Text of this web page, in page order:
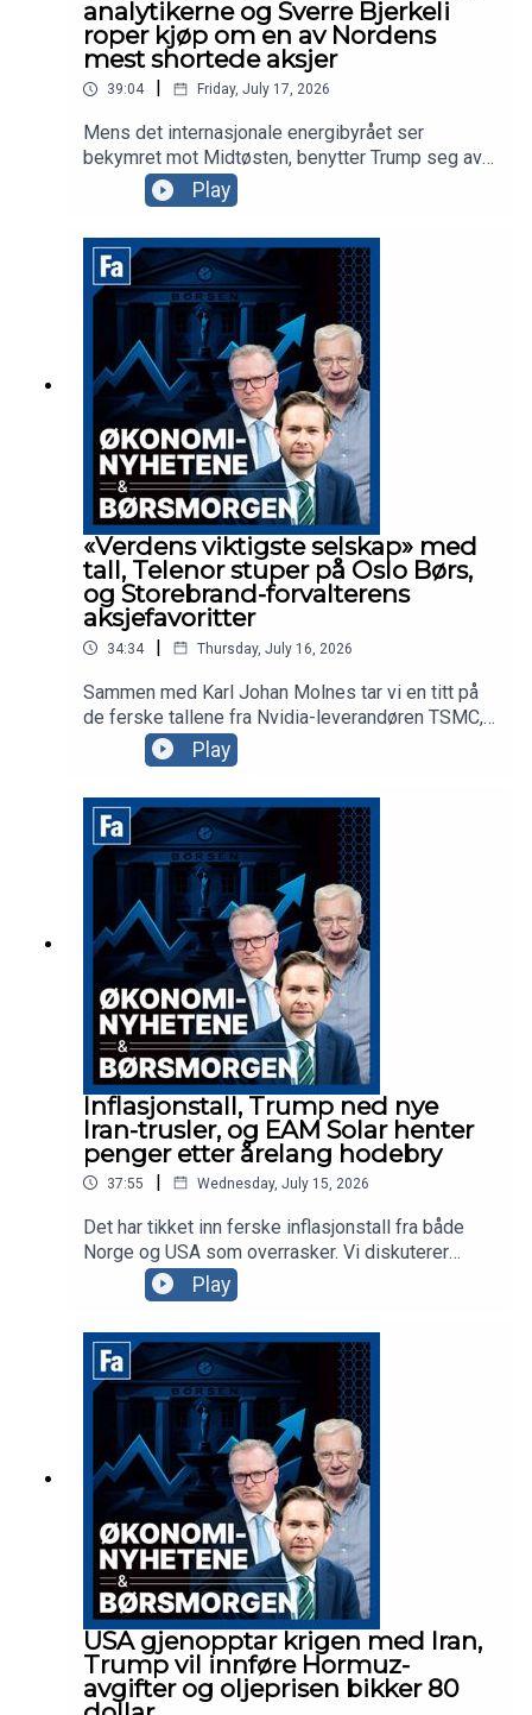
analytikerne og Sverre Bjerkeli
roper kjøp om en av Nordens
mest shortede aksjer
39:04 Friday, July 17, 2026
Mens det internasjonale energibyrået ser
bekymret mot Midtøsten, benytter Trump seg av
den beste sendetid til å anklage Kina for
valgresultatet i 2020. Ellers har vi
finansdirektøren i Yara og Tomra-sjefen med oss
for å snakke om ferske tall, mens vi snakker om
markedet og porteføljen til Sverre Bjerkeli i Hvaler
Invest.
Play
«Verdens viktigste selskap» med
tall, Telenor stuper på Oslo Børs,
og Storebrand-forvalterens
aksjefavoritter
34:34 | Thursday, July 16, 2026
Sammen med Karl Johan Molnes tar vi en titt på
de ferske tallene fra Nvidia-leverandøren TSMC,
Trumps siste olje-utspill, og Telenor hvor
investorene reagerer med å sende aksjen rett ned
forvalter Sunniva Bratt Slette, som forteller om
strategien og aksjefavorittene til fondet
Fremtidens Byer.
Play
Inflasjonstall, Trump ned nye
Iran-trusler, og EAM Solar henter
penger etter årelang hodebry
37:55 | Wednesday, July 15, 2026
Det har tikket inn ferske inflasjonstall fra både
Norge og USA som overrasker. Vi diskuterer
hvordan dette påvirker pengepolitikken fremover
sammen med Harald Magnus Andreassen i SB1
styreleder i EAM Solar, som er på vei ut av en
årelang rettstrid i Italia, og som nå lover et annet
fokus for selskapet fremover.
Play
USA gjenopptar krigen med Iran,
Trump vil innføre Hormuz-
avgifter og oljeprisen bikker 80